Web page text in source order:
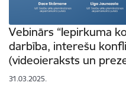
Vebinārs “Iepirkuma
darbība, interešu
(videoieraksts un
31.03.2025.